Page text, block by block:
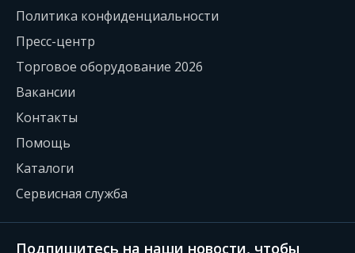
Политика конфиденциальности
Пресс-центр
Торговое оборудование 2026
Вакансии
Контакты
Помощь
Каталоги
Сервисная служба
Подпишитесь на наши новости, чтобы